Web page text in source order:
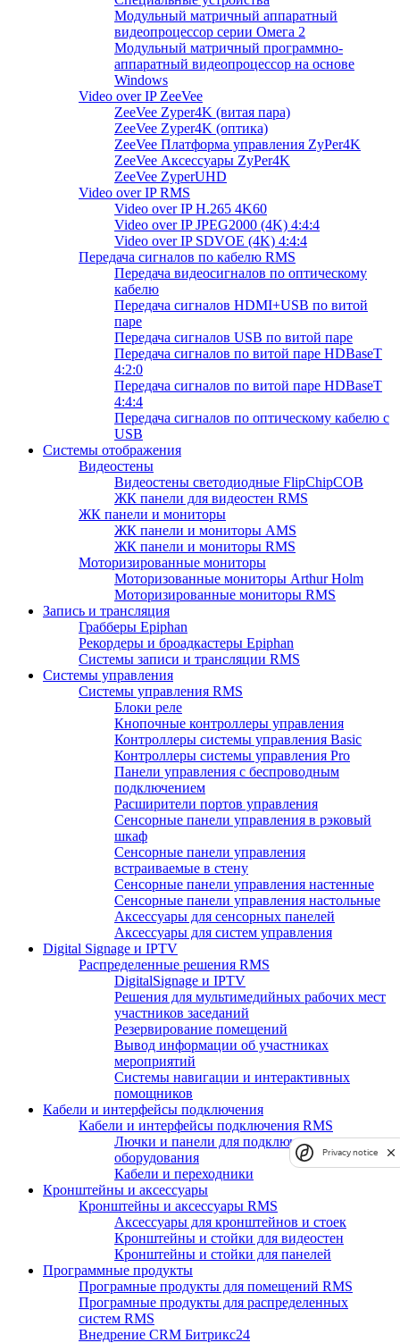
Модульный матричный аппаратный
видеопроцессор серии Омега 2
Модульный матричный программно-
аппаратный видеопроцессор на основе
Windows
Video over IP ZeeVee
ZeeVee Zyper4K (витая пара)
ZeeVee Zyper4K (оптика)
ZeeVee Платформа управления ZyPer4K
ZeeVee Аксессуары ZyPer4K
ZeeVee ZyperUHD
Video over IP RMS
Video over IP H.265 4K60
Video over IP JPEG2000 (4K) 4:4:4
Video over IP SDVOE (4K) 4:4:4
Передача сигналов по кабелю RMS
Передача видеосигналов по оптическому
кабелю
Передача сигналов HDMI+USB по витой
паре
Передача сигналов USB по витой паре
Передача сигналов по витой паре HDBaseT
4:2:0
Передача сигналов по витой паре HDBaseT
4:4:4
Передача сигналов по оптическому кабелю с
USB
Системы отображения
Видеостены
Видеостены светодиодные FlipChipCOB
ЖК панели для видеостен RMS
ЖК панели и мониторы
ЖК панели и мониторы AMS
ЖК панели и мониторы RMS
Моторизированные мониторы
Моторизованные мониторы Arthur Holm
Моторизированные мониторы RMS
Запись и трансляция
Грабберы Epiphan
Рекордеры и броадкастеры Epiphan
Системы записи и трансляции RMS
Системы управления
Системы управления RMS
Блоки реле
Кнопочные контроллеры управления
Контроллеры системы управления Basic
Контроллеры системы управления Pro
Панели управления с беспроводным
подключением
Расширители портов управления
Сенсорные панели управления в рэковый
шкаф
Сенсорные панели управления
встраиваемые в стену
Сенсорные панели управления настенные
Сенсорные панели управления настольные
Аксессуары для сенсорных панелей
Аксессуары для систем управления
Digital Signage и IPTV
Распределенные решения RMS
DigitalSignage и IPTV
Решения для мультимедийных рабочих мест
участников заседаний
Резервирование помещений
Вывод информации об участниках
мероприятий
Системы навигации и интерактивных
помощников
Кабели и интерфейсы подключения
Кабели и интерфейсы подключения RMS
Лючки и панели для подключения
оборудования
Кабели и переходники
Кронштейны и аксессуары
Кронштейны и аксессуары RMS
Аксессуары для кронштейнов и стоек
Кронштейны и стойки для видеостен
Кронштейны и стойки для панелей
Программные продукты
Програмные продукты для помещений RMS
Програмные продукты для распределенных
систем RMS
Внедрение CRM Битрикс24
Privacy notice